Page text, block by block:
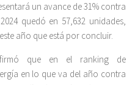
un avance de 31% contra
quedó en 57,632 unidades,
año que está por concluir.
que en el ranking de
en lo que va del año contra